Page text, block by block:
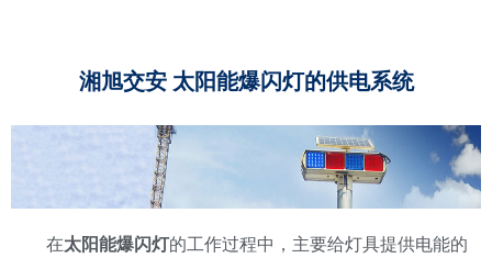
湘旭交安 太阳能爆闪灯的供电系统
在太阳能爆闪灯的工作过程中，主要给灯具提供电能的